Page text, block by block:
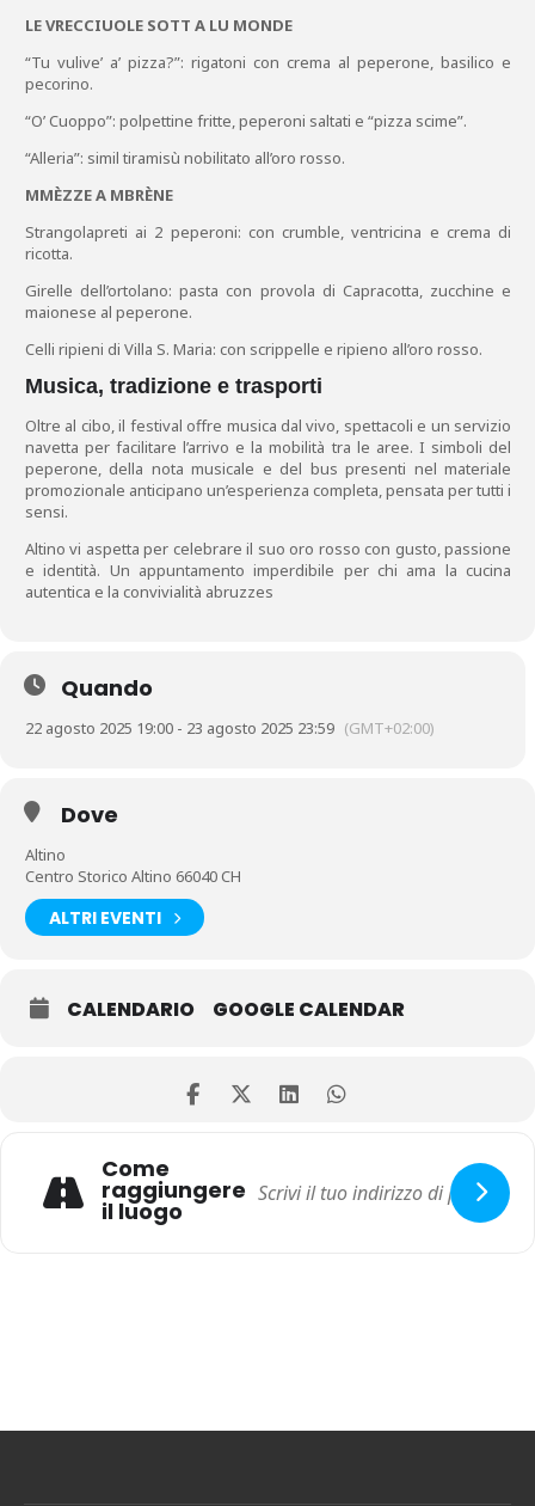
LE VRECCIUOLE SOTT A LU MONDE
“Tu vulive’ a’ pizza?”: rigatoni con crema al peperone, basilico e
pecorino.
“O’ Cuoppo”: polpettine fritte, peperoni saltati e “pizza scime”.
“Alleria”: simil tiramisù nobilitato all’oro rosso.
MMÈZZE A MBRÈNE
Strangolapreti ai 2 peperoni: con crumble, ventricina e crema di
ricotta.
Girelle dell’ortolano: pasta con provola di Capracotta, zucchine e
maionese al peperone.
Celli ripieni di Villa S. Maria: con scrippelle e ripieno all’oro rosso.
Musica, tradizione e trasporti
Oltre al cibo, il festival offre musica dal vivo, spettacoli e un servizio
navetta per facilitare l’arrivo e la mobilità tra le aree. I simboli del
peperone, della nota musicale e del bus presenti nel materiale
promozionale anticipano un’esperienza completa, pensata per tutti i
sensi.
Altino vi aspetta per celebrare il suo oro rosso con gusto, passione
e identità. Un appuntamento imperdibile per chi ama la cucina
autentica e la convivialità abruzzes
Quando
22 agosto 2025 19:00 - 23 agosto 2025 23:59 (GMT+02:00)
Dove
Altino
Centro Storico Altino 66040 CH
ALTRI EVENTI
CALENDARIO GOOGLE CALENDAR
Come
raggiungere
il luogo